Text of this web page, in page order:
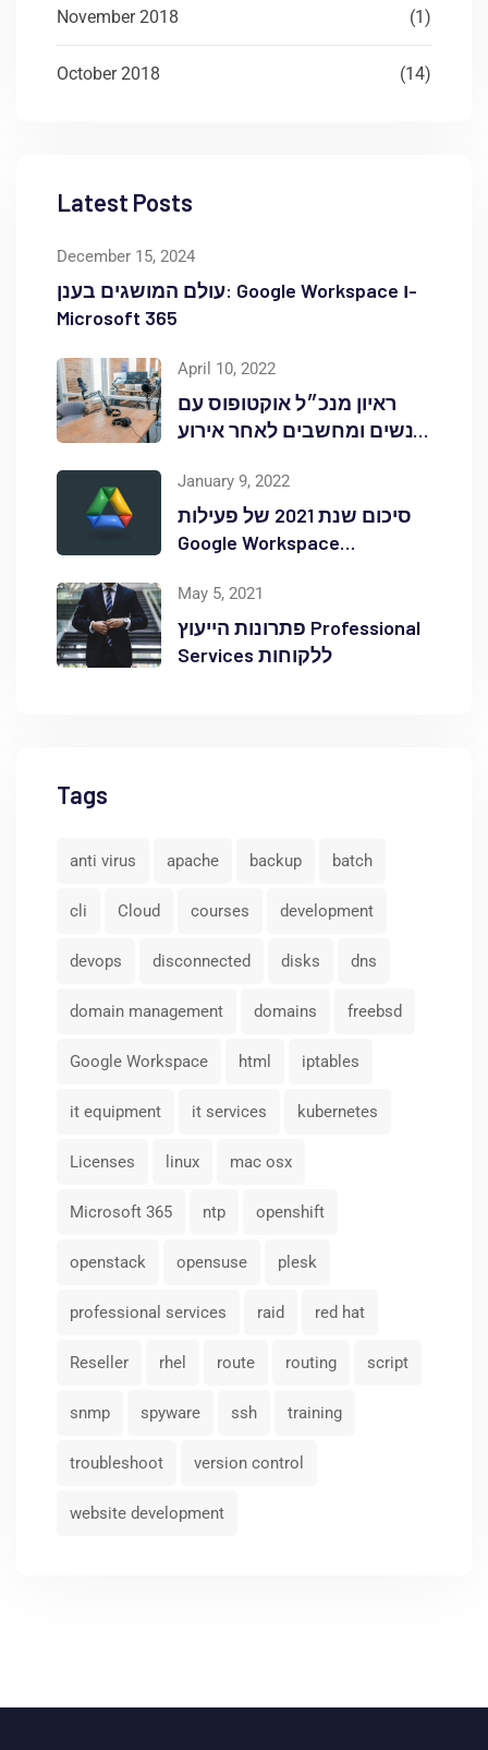
November 2018 (1)
October 2018 (14)
Latest Posts
December 15, 2024
עולם המושגים בענן: Google Workspace ו-
Microsoft 365
April 10, 2022
ראיון מנכ״ל אוקטופוס עם
אנשים ומחשבים לאחר אירוע
January 9, 2022
סיכום שנת 2021 של פעילות
Google Workspace
May 5, 2021
פתרונות הייעוץ Professional
Services ללקוחות
Tags
anti virus apache backup batch
cli Cloud courses development
devops disconnected disks dns
domain management domains freebsd
Google Workspace html iptables
it equipment it services kubernetes
Licenses linux mac osx
Microsoft 365 ntp openshift
openstack opensuse plesk
professional services raid red hat
Reseller rhel route routing script
snmp spyware ssh training
troubleshoot version control
website development